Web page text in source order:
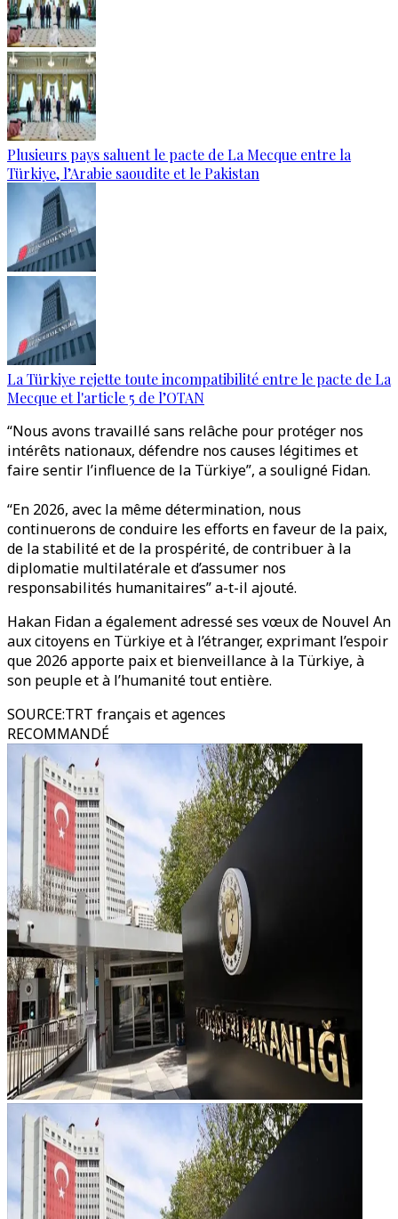
Plusieurs pays saluent le pacte de La Mecque entre la
Türkiye, l’Arabie saoudite et le Pakistan
La Türkiye rejette toute incompatibilité entre le pacte de La
Mecque et l'article 5 de l’OTAN
“Nous avons travaillé sans relâche pour protéger nos
intérêts nationaux, défendre nos causes légitimes et
faire sentir l’influence de la Türkiye”, a souligné Fidan.
“En 2026, avec la même détermination, nous
continuerons de conduire les efforts en faveur de la paix,
de la stabilité et de la prospérité, de contribuer à la
diplomatie multilatérale et d’assumer nos
responsabilités humanitaires” a-t-il ajouté.
Hakan Fidan a également adressé ses vœux de Nouvel An
aux citoyens en Türkiye et à l’étranger, exprimant l’espoir
que 2026 apporte paix et bienveillance à la Türkiye, à
son peuple et à l’humanité tout entière.
SOURCE:TRT français et agences
RECOMMANDÉ